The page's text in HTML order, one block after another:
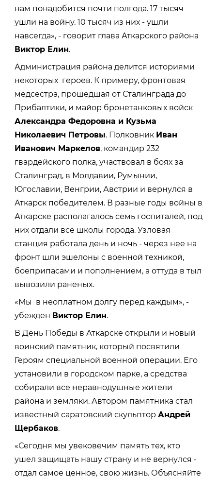
нам понадобится почти полгода. 17 тысяч
ушли на войну. 10 тысяч из них - ушли
навсегда», - говорит глава Аткарского района
Виктор Елин.
Администрация района делится историями
некоторых героев. К примеру, фронтовая
медсестра, прошедшая от Сталинграда до
Прибалтики, и майор бронетанковых войск
Александра Федоровна и Кузьма
Николаевич Петровы. Полковник Иван
Иванович Маркелов, командир 232
гвардейского полка, участвовал в боях за
Сталинград, в Молдавии, Румынии,
Югославии, Венгрии, Австрии и вернулся в
Аткарск победителем. В разные годы войны в
Аткарске располагалось семь госпиталей, под
них отдали все школы города. Узловая
станция работала день и ночь - через нее на
фронт шли эшелоны с военной техникой,
боеприпасами и пополнением, а оттуда в тыл
вывозили раненых.
«Мы в неоплатном долгу перед каждым», -
убежден Виктор Елин.
В День Победы в Аткарске открыли и новый
воинский памятник, который посвятили
Героям специальной военной операции. Его
установили в городском парке, а средства
собирали все неравнодушные жители
района и земляки. Автором памятника стал
известный саратовский скульптор Андрей
Щербаков.
«Сегодня мы увековечим память тех, кто
ушел защищать нашу страну и не вернулся -
отдал самое ценное, свою жизнь. Объясняйте